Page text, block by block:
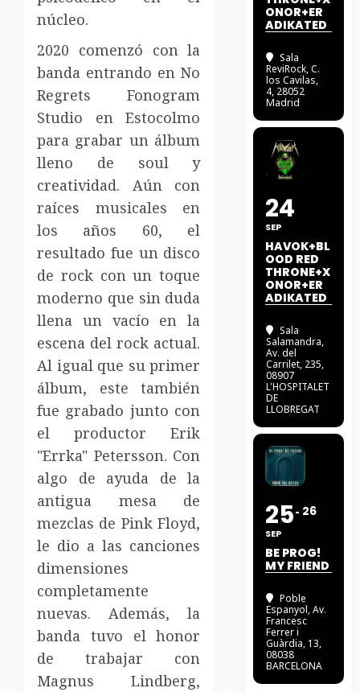
núcleo.
2020 comenzó con la
banda entrando en No
Regrets Fonogram
Studio en Estocolmo
para grabar un álbum
lleno de soul y
creatividad. Aún con
raíces musicales en
los años 60, el
resultado fue un disco
de rock con un toque
moderno que sin duda
llena un vacío en la
escena del rock actual.
Al igual que su primer
álbum, este también
fue grabado junto con
el productor Erik
"Errka" Petersson. Con
algo de ayuda de la
antigua mesa de
mezclas de Pink Floyd,
le dio a las canciones
dimensiones
completamente
nuevas. Además, la
banda tuvo el honor
de trabajar con
Magnus Lindberg,
ONOR+ER
ADIKATED
Sala
ReviRock, C.
los Cavilas,
4, 28052
Madrid
24
SEP
HAVOK+BL
OOD RED
THRONE+X
ONOR+ER
ADIKATED
Sala
Salamandra,
Av. del
Carrilet, 235,
08907
L'HOSPITALET
DE
LLOBREGAT
25
SEP
26
BE PROG!
MY FRIEND
Poble
Espanyol, Av.
Francesc
Ferrer i
Guàrdia, 13,
08038
BARCELONA